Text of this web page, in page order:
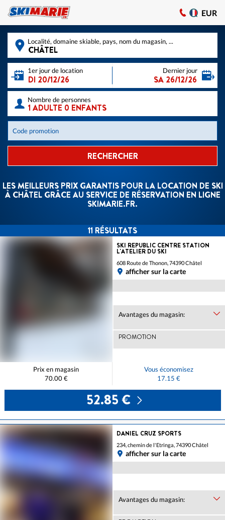
EUR
Localité, domaine skiable, pays, nom du magasin, ...
1er jour de location Dernier jour
Nombre de personnes
Code promotion
RECHERCHER
LES MEILLEURS PRIX GARANTIS POUR LA LOCATION DE SKI
À CHÂTEL GRÂCE AU SERVICE DE RÉSERVATION EN LIGNE
SKIMARIE.FR.
11 RÉSULTATS
SKI REPUBLIC CENTRE STATION
L'ATELIER DU SKI
608 Route de Thonon, 74390 Châtel
afficher sur la carte
Avantages du magasin:
PROMOTION
Prix en magasin
70.00 €
Vous économisez
17.15 €
52.85 €
DANIEL CRUZ SPORTS
234, chemin de l'Etringa, 74390 Châtel
afficher sur la carte
Avantages du magasin: